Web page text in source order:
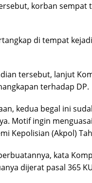
korban
di tempat
tersebut, lanjut
terhadap DP.
kedua begal ini
Motif ingin
Kepolisian (Akpol)
kata
dijerat pasal 365